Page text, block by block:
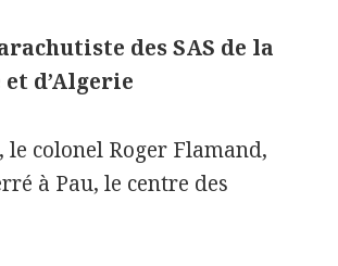
des SAS de la
d’Algerie
le colonel Roger Flamand,
à Pau, le centre des